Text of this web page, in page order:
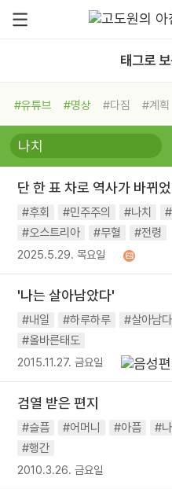
태그로
#유튜브 #명상 #다짐 #계획
#비전캠프
#독서캠프 #삶
#희망
#나눔 #친구 #링컨학교
#독서
#건강 #면역력
단 한 표 차로 역사가 바뀌
#후회 #민주주의 #나치
#오스트리아
#무혈 #전령
2025.5.29. 목요일
'나는 살아남았다'
#내일 #하루하루 #살아남다
#올바른태도
2015.11.27. 금요일
검열 받은 편지
#슬픔 #어머니 #아픔 #나
#행간
2010.3.26. 금요일